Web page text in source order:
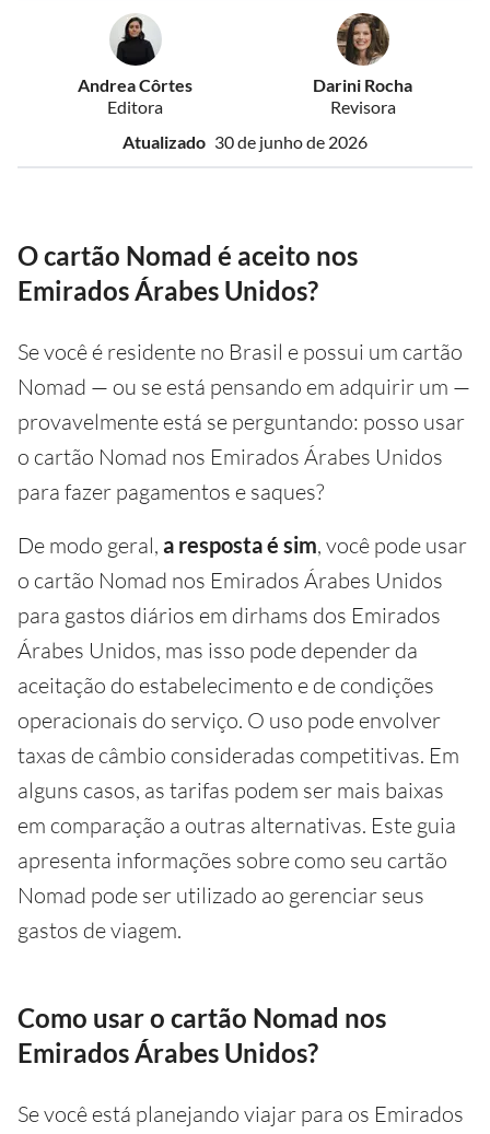
Andrea Côrtes
Editora
Darini Rocha
Revisora
Atualizado 30 de junho de 2026
O cartão Nomad é aceito nos
Emirados Árabes Unidos?
Se você é residente no Brasil e possui um cartão
Nomad — ou se está pensando em adquirir um —
provavelmente está se perguntando: posso usar
o cartão Nomad nos Emirados Árabes Unidos
para fazer pagamentos e saques?
De modo geral, a resposta é sim, você pode usar
o cartão Nomad nos Emirados Árabes Unidos
para gastos diários em dirhams dos Emirados
Árabes Unidos, mas isso pode depender da
aceitação do estabelecimento e de condições
operacionais do serviço. O uso pode envolver
taxas de câmbio consideradas competitivas. Em
alguns casos, as tarifas podem ser mais baixas
em comparação a outras alternativas. Este guia
apresenta informações sobre como seu cartão
Nomad pode ser utilizado ao gerenciar seus
gastos de viagem.
Como usar o cartão Nomad nos
Emirados Árabes Unidos?
Se você está planejando viajar para os Emirados